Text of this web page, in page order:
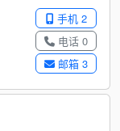
手机 2
电话 0
邮箱 3